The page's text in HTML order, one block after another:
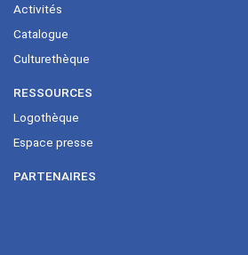
Activités
Catalogue
Culturethèque
RESSOURCES
Logothèque
Espace presse
PARTENAIRES